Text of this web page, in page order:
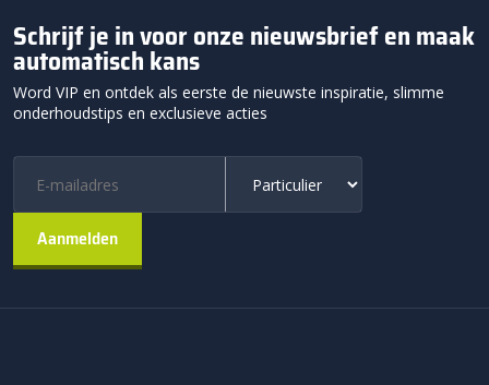
Schrijf je in voor onze nieuwsbrief en maak
automatisch kans
Word VIP en ontdek als eerste de nieuwste inspiratie, slimme
onderhoudstips en exclusieve acties